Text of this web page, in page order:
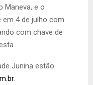
Maneva, e o
4 de julho com
com chave de
Junina estão
.